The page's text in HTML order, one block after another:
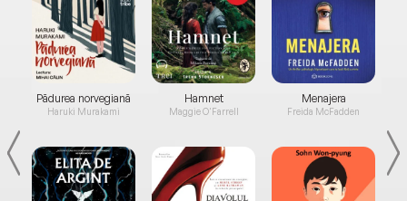
Pădurea norvegiană
Haruki Murakami
Hamnet
Maggie O'Farrell
Menajera
Freida McFadden